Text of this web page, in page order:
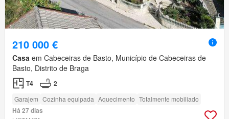
210 000 €
Casa em Cabeceiras de Basto, Município de Cabeceiras de
Basto, Distrito de Braga
T4 2
Garajem Cozinha equipada Aquecimento Totalmente mobiliado
Há 27 dias